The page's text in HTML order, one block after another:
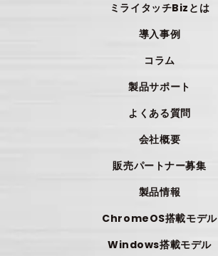
ミライタッチBizとは
導入事例
コラム
製品サポート
よくある質問
会社概要
販売パートナー募集
製品情報
ChromeOS搭載モデル
Windows搭載モデル